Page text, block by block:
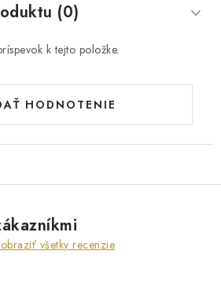
(0)
k tejto položke.
HODNOTENIE
všetky recenzie